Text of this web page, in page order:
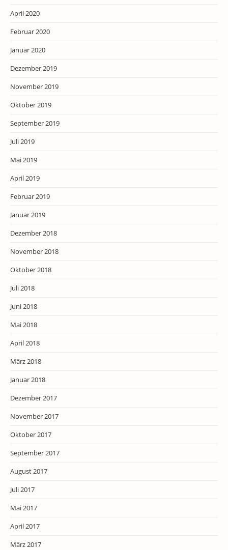
April 2020
Februar 2020
Januar 2020
Dezember 2019
November 2019
Oktober 2019
September 2019
Juli 2019
Mai 2019
April 2019
Februar 2019
Januar 2019
Dezember 2018
November 2018
Oktober 2018
Juli 2018
Juni 2018
Mai 2018
April 2018
März 2018
Januar 2018
Dezember 2017
November 2017
Oktober 2017
September 2017
August 2017
Juli 2017
Mai 2017
April 2017
März 2017